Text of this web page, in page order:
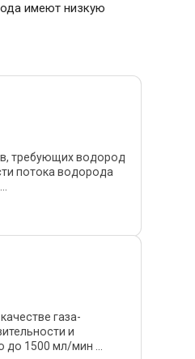
имеют низкую
требующих водород
потока водорода
газа-
и
1500 мл/мин ...